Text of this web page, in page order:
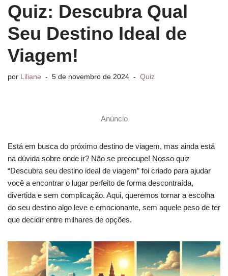
Quiz: Descubra Qual
Seu Destino Ideal de
Viagem!
por Liliane 5 de novembro de 2024 Quiz
Anúncio
Está em busca do próximo destino de viagem, mas ainda está
na dúvida sobre onde ir? Não se preocupe! Nosso quiz
“Descubra seu destino ideal de viagem” foi criado para ajudar
você a encontrar o lugar perfeito de forma descontraída,
divertida e sem complicação. Aqui, queremos tornar a escolha
do seu destino algo leve e emocionante, sem aquele peso de ter
que decidir entre milhares de opções.